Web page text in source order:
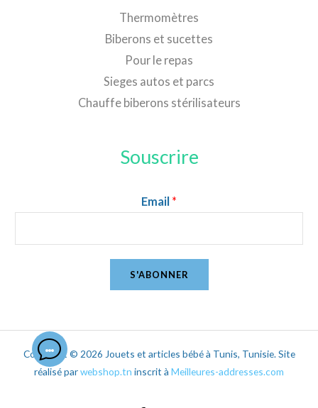
Thermomètres
Biberons et sucettes
Pour le repas
Sieges autos et parcs
Chauffe biberons stérilisateurs
Souscrire
Email *
S'ABONNER
Copyright © 2026 Jouets et articles bébé à Tunis, Tunisie. Site
réalisé parwebshop.tn inscrit à Meilleures-addresses.com